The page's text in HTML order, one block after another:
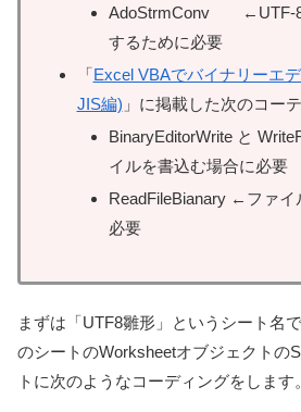
AdoStrmConv ←UTF-8
するために必要
「Excel VBAでバイナリーエ
JIS編) 」に掲載した次のコー
BinaryEditorWrite と
イルを書込む場合に必要
ReadFileBianary ←ファイ
必要
まずは「UTF8雛形」というシート名
のシートのWorksheetオブジェクトの
トに次のようなコーディングをします。